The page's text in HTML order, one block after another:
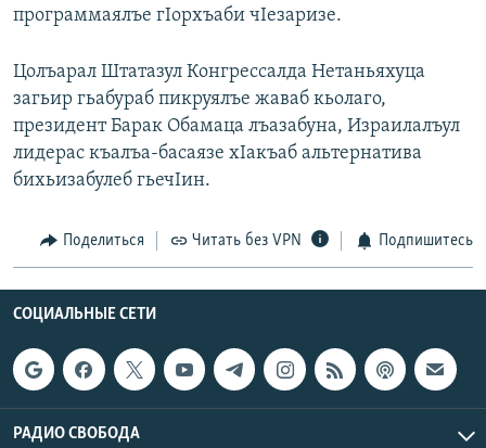
программаялъе гIорхъаби чIезаризе.
Цолъарал Штатазул Конгрессалда Нетаньяхуца
загьир гьабураб пикруялъе жаваб кьолаго,
президент Барак Обамаца лъазабуна, Израилалъул
лидерас къалъа-басаязе хIакъаб альтернатива
бихьизабулеб гьечIин.
Поделиться Читать без VPN Подпишитесь
СОЦИАЛЬНЫЕ СЕТИ
РАДИО СВОБОДА